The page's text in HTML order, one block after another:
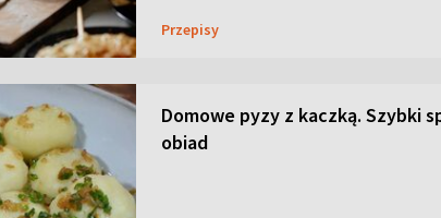
Przepisy
Domowe pyzy z kaczką. Szybki
obiad